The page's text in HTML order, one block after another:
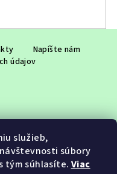
služieb,
súbory
tým súhlasíte. Viac
Napíšte nám
údajov